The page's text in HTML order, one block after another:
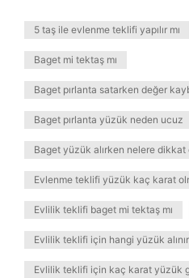
5 taş ile evlenme teklifi yapılır mı
Baget mi tektaş mı
Baget pırlanta satarken değer
Baget pırlanta yüzük neden ucuz
Baget yüzük alırken nelere dikkat
Evlenme teklifi yüzük kaç karat
Evlilik teklifi baget mi tektaş mı
Evlilik teklifi için hangi yüzük alınır
Evlilik teklifi için kaç karat yüzük